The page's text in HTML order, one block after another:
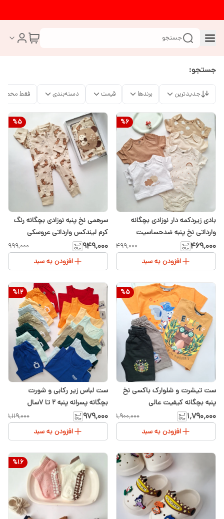
جستجو
جستجو:
جدیدترین برندها قیمت دسته‌بندی فقط
%6
بادی زیردکمه دار نوزادی بچگانه
وارداتی نخ پنبه ضدحساسیت
۴۶۹٬۰۰۰ ۴۹۹٬۰۰۰
افزودن به سبد
%5
سرهمی نخ پنبه نوزادی بچگانه رنگ
کرم لیندکس وارداتی عروسکی
۹۴۹٬۰۰۰ ۹۹۹٬۰۰۰
افزودن به سبد
%5
ست تیشرت و شلوارک باکسی نخ
پنبه بچگانه کیفیت عالی
۱٬۷۹۰٬۰۰۰ ۱٬۹۰۰٬۰۰۰
افزودن به سبد
%12
ست لباس زیر رکابی و شورت
بچگانه پسرانه پنبه ۲ تا ۷سال
۹۷۹٬۰۰۰ ۱٬۱۱۹٬۰۰۰
افزودن به سبد
%16